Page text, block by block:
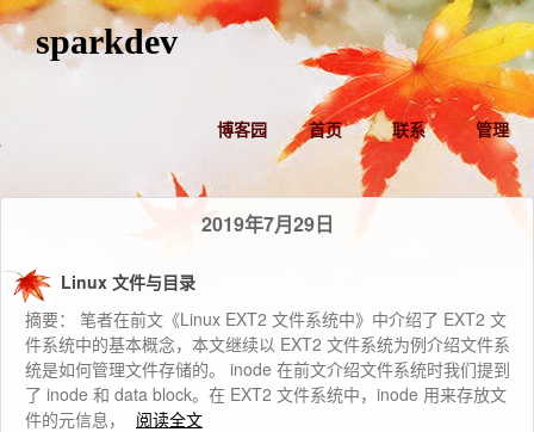
sparkdev
博客园 首页 联系 管理
2019年7月29日
Linux 文件与目录
摘要： 笔者在前文《Linux EXT2 文件系统中》中介绍了 EXT2 文
件系统中的基本概念，本文继续以 EXT2 文件系统为例介绍文件系
统是如何管理文件存储的。 inode 在前文介绍文件系统时我们提到
了 inode 和 data block。在 EXT2 文件系统中，inode 用来存放文
件的元信息，
阅读全文